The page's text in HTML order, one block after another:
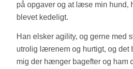
på opgaver og at læse min hund,
blevet kedeligt.
Han elsker agility, og gerne med
utrolig lærenem og hurtigt, og det
mig der hænger bagefter og ham